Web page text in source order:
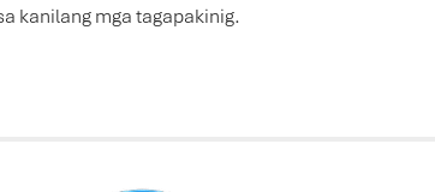
kanilang mga tagapakinig.